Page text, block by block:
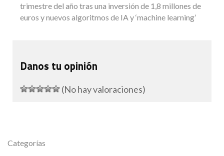
trimestre del año tras una inversión de 1,8 millones de
euros y nuevos algoritmos de IA y ‘machine learning’
Danos tu opinión
(No hay valoraciones)
Categorías